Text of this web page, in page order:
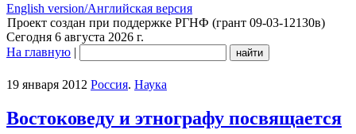
English version/Английская версия
Проект создан при поддержке РГНФ (грант 09-03-12130в)
Сегодня 6 августа 2026 г.
На главную |
19 января 2012 Россия. Наука
Востоковеду и этнографу посвящается